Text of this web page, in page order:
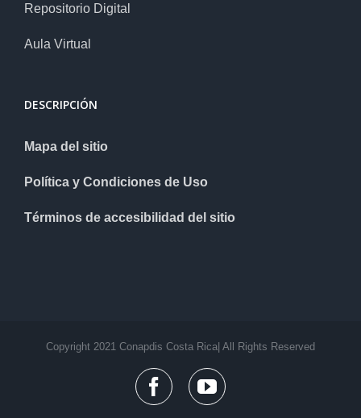
Repositorio Digital
Aula Virtual
DESCRIPCIÓN
Mapa del sitio
Política y Condiciones de Uso
Términos de accesibilidad del sitio
Copyright 2021 Conapdis Costa Rica| All Rights Reserved
facebookyoutube